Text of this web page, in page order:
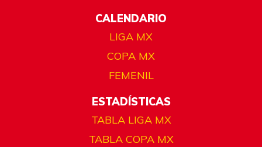
CALENDARIO
LIGA MX
COPA MX
FEMENIL
ESTADÍSTICAS
TABLA LIGA MX
TABLA COPA MX